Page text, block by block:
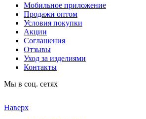
Мобильное приложение
Продажи оптом
Условия покупки
Акции
Соглашения
Отзывы
Уход за изделиями
Контакты
Мы в соц. сетях
Наверх